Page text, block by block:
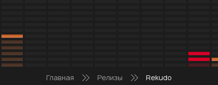
Главная Релизы Rekudo